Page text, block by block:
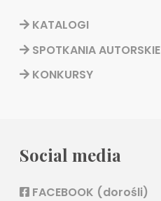
KATALOGI
SPOTKANIA AUTORSKIE
KONKURSY
Social media
FACEBOOK (dorośli)